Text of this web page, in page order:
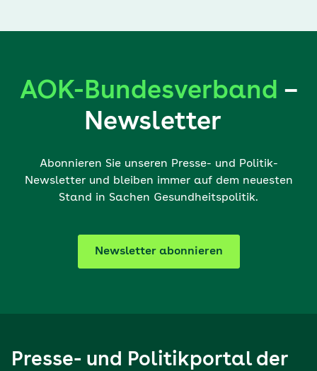
AOK-Bundesverband –
Newsletter
Abonnieren Sie unseren Presse- und Politik-
Newsletter und bleiben immer auf dem neuesten
Stand in Sachen Gesundheitspolitik.
Newsletter abonnieren
Presse- und Politikportal der